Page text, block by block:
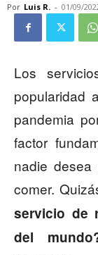
Por Luis R. - 01/09/
Los
popularidad
pandemia
factor
nadie desea
comer.
servicio de
del